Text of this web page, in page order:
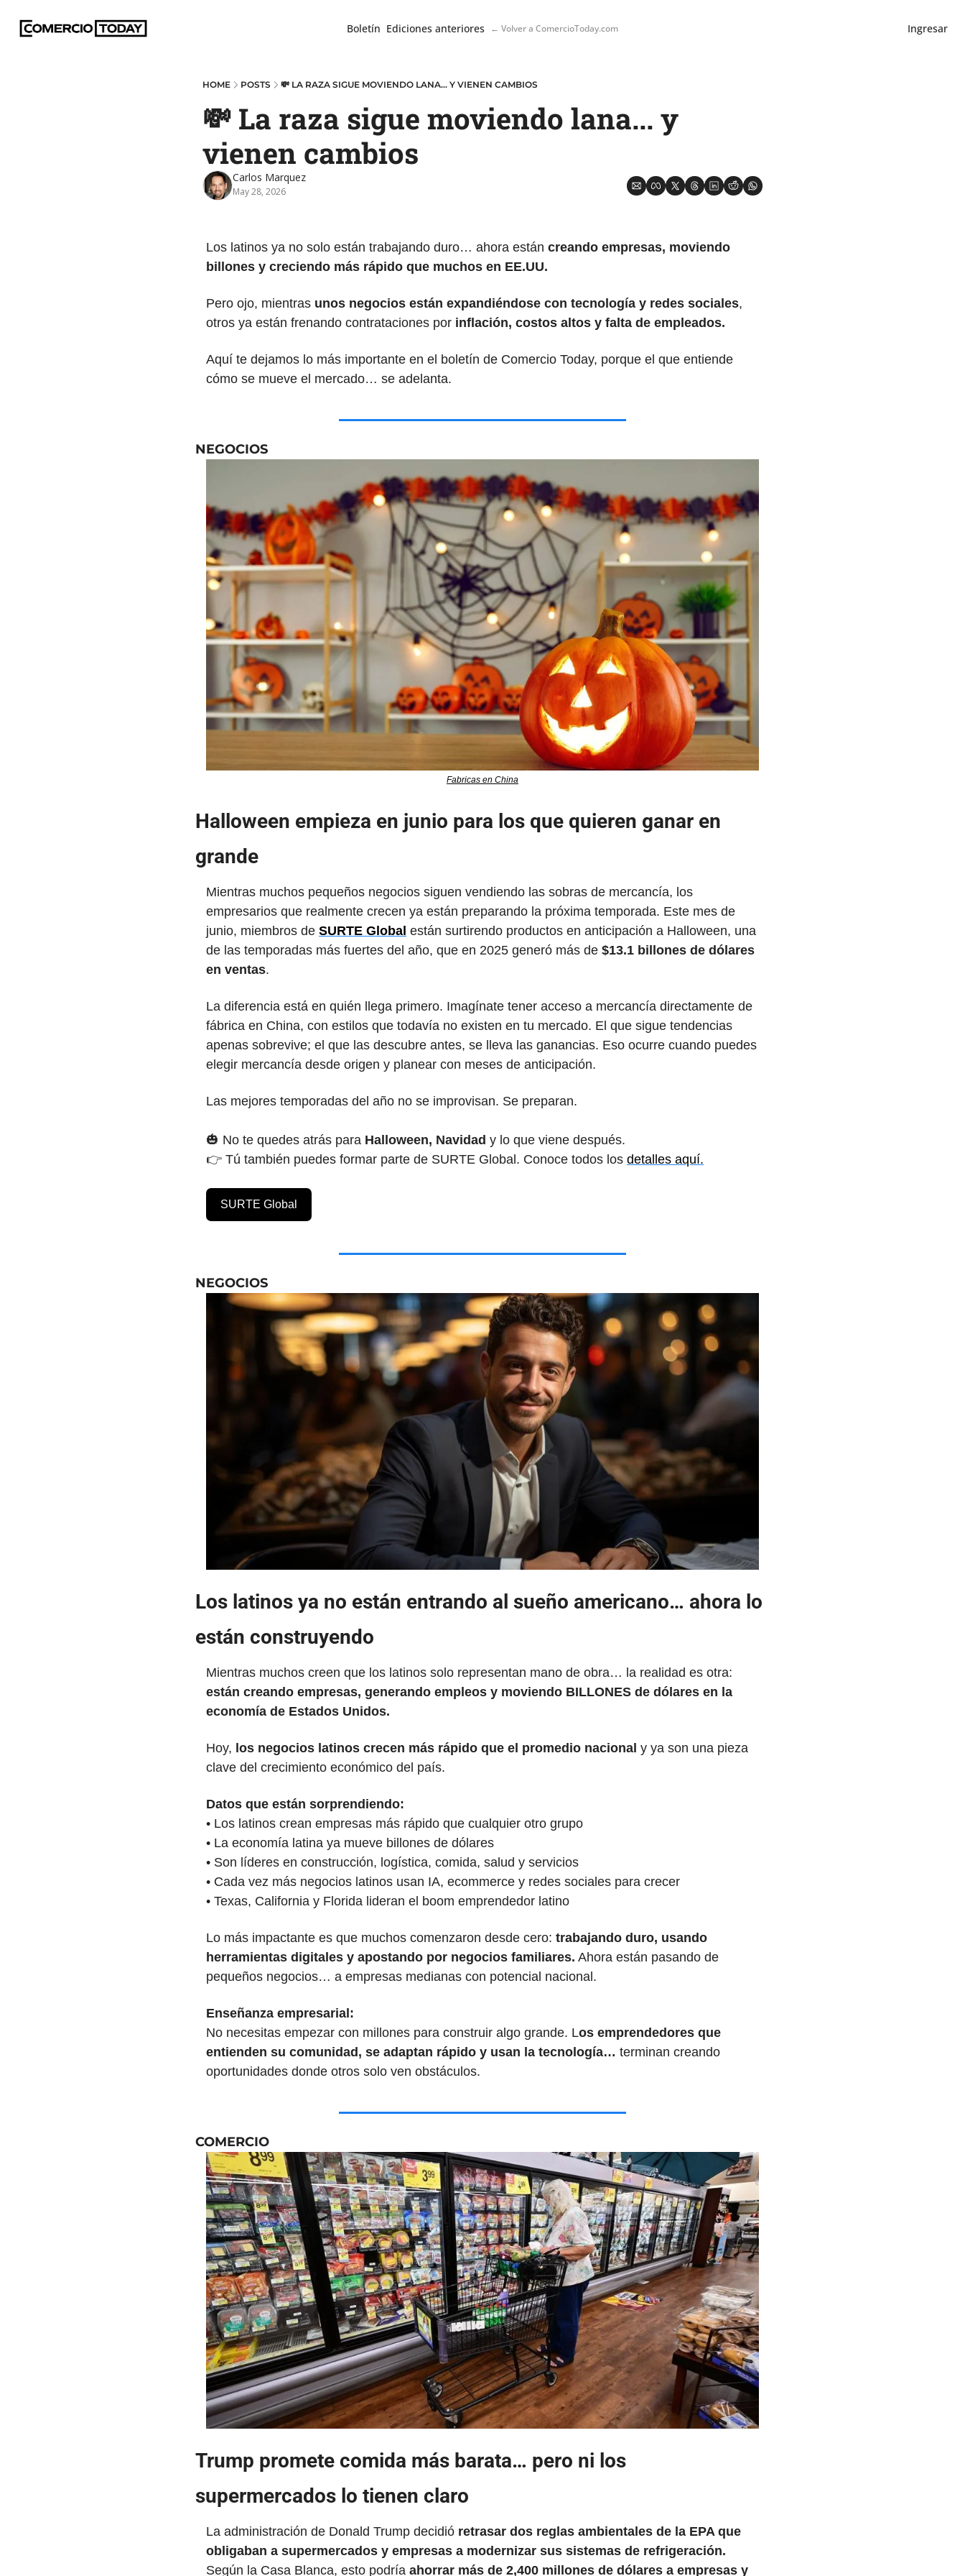
Boletín Ediciones anteriores ← Volver a ComercioToday.com Ingresar
HOME POSTS 💸 LA RAZA SIGUE MOVIENDO LANA... Y VIENEN CAMBIOS
💸 La raza sigue moviendo lana... y
vienen cambios
Carlos Marquez
May 28, 2026
Los latinos ya no solo están trabajando duro… ahora están creando empresas, moviendo
billones y creciendo más rápido que muchos en EE.UU.
Pero ojo, mientras unos negocios están expandiéndose con tecnología y redes sociales,
otros ya están frenando contrataciones por inflación, costos altos y falta de empleados.
Aquí te dejamos lo más importante en el boletín de Comercio Today, porque el que entiende
cómo se mueve el mercado… se adelanta.
NEGOCIOS
Fabricas en China
Halloween empieza en junio para los que quieren ganar en
grande
Mientras muchos pequeños negocios siguen vendiendo las sobras de mercancía, los
empresarios que realmente crecen ya están preparando la próxima temporada. Este mes de
junio, miembros de SURTE Global están surtirendo productos en anticipación a Halloween, una
de las temporadas más fuertes del año, que en 2025 generó más de $13.1 billones de dólares
en ventas.
La diferencia está en quién llega primero. Imagínate tener acceso a mercancía directamente de
fábrica en China, con estilos que todavía no existen en tu mercado. El que sigue tendencias
apenas sobrevive; el que las descubre antes, se lleva las ganancias. Eso ocurre cuando puedes
elegir mercancía desde origen y planear con meses de anticipación.
Las mejores temporadas del año no se improvisan. Se preparan.
🎃 No te quedes atrás para Halloween, Navidad y lo que viene después.
👉 Tú también puedes formar parte de SURTE Global. Conoce todos los detalles aquí.
SURTE Global
NEGOCIOS
Los latinos ya no están entrando al sueño americano… ahora lo
están construyendo
están creando empresas, generando empleos y moviendo BILLONES de dólares en la
economía de Estados Unidos.
Hoy, los negocios latinos crecen más rápido que el promedio nacional y ya son una pieza
clave del crecimiento económico del país.
Datos que están sorprendiendo:
• Los latinos crean empresas más rápido que cualquier otro grupo
• La economía latina ya mueve billones de dólares
• Son líderes en construcción, logística, comida, salud y servicios
• Cada vez más negocios latinos usan IA, ecommerce y redes sociales para crecer
• Texas, California y Florida lideran el boom emprendedor latino
Lo más impactante es que muchos comenzaron desde cero: trabajando duro, usando
herramientas digitales y apostando por negocios familiares. Ahora están pasando de
pequeños negocios… a empresas medianas con potencial nacional.
Enseñanza empresarial:
No necesitas empezar con millones para construir algo grande. Los emprendedores que
entienden su comunidad, se adaptan rápido y usan la tecnología… terminan creando
oportunidades donde otros solo ven obstáculos.
COMERCIO
Trump promete comida más barata… pero ni los
supermercados lo tienen claro
La administración de Donald Trump decidió retrasar dos reglas ambientales de la EPA que
obligaban a supermercados y empresas a modernizar sus sistemas de refrigeración.
Según la Casa Blanca, esto podría ahorrar más de 2,400 millones de dólares a empresas y